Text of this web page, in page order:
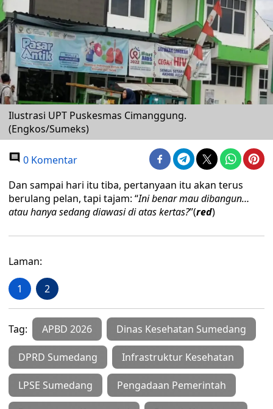
Ilustrasi UPT Puskesmas Cimanggung.
(Engkos/Sumeks)
0 Komentar
Dan sampai hari itu tiba, pertanyaan itu akan terus
berulang pelan, tapi tajam: “Ini benar mau dibangun…
atau hanya sedang diawasi di atas kertas?”(red)
Laman:
1 2
Tag: APBD 2026 Dinas Kesehatan Sumedang
DPRD Sumedang Infrastruktur Kesehatan
LPSE Sumedang Pengadaan Pemerintah